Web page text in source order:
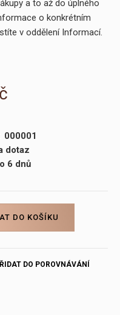
a to až do úplného
o konkrétním
v oddělení Informací.
000001
dotaz
6 dnů
DO KOŠÍKU
DO POROVNÁVÁNÍ